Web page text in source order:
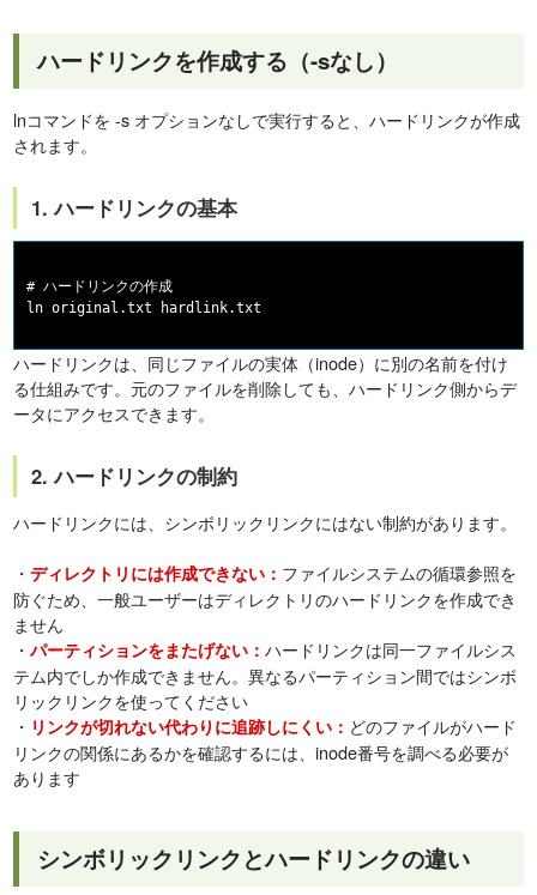
ハードリンクを作成する（-sなし）
lnコマンドを -s オプションなしで実行すると、ハードリンクが作成
されます。
1. ハードリンクの基本
# ハードリンクの作成
ハードリンクは、同じファイルの実体（inode）に別の名前を付け
る仕組みです。元のファイルを削除しても、ハードリンク側からデ
ータにアクセスできます。
2. ハードリンクの制約
ハードリンクには、シンボリックリンクにはない制約があります。
・ディレクトリには作成できない： ファイルシステムの循環参照を
防ぐため、一般ユーザーはディレクトリのハードリンクを作成でき
ません
・パーティションをまたげない：ハードリンクは同一ファイルシス
テム内でしか作成できません。異なるパーティション間ではシンボ
リックリンクを使ってください
・ リンクが切れない代わりに追跡しにくい： どのファイルがハード
リンクの関係にあるかを確認するには、inode番号を調べる必要が
あります
シンボリックリンクとハードリンクの違い